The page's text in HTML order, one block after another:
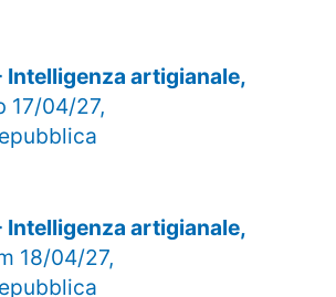
Intelligenza artigianale,
17/04/27,
Intelligenza artigianale,
18/04/27,